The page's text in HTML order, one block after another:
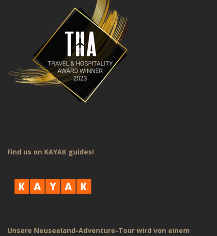
Find us on KAYAK guides!
Unsere Neuseeland-Adventure-Tour wird von einem